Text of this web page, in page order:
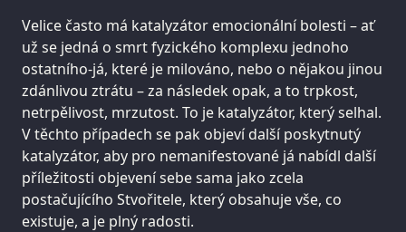
Velice často má katalyzátor emocionální bolesti – ať
už se jedná o smrt fyzického komplexu jednoho
ostatního-já, které je milováno, nebo o nějakou jinou
zdánlivou ztrátu – za následek opak, a to trpkost,
netrpělivost, mrzutost. To je katalyzátor, který selhal.
V těchto případech se pak objeví další poskytnutý
katalyzátor, aby pro nemanifestované já nabídl další
příležitosti objevení sebe sama jako zcela
postačujícího Stvořitele, který obsahuje vše, co
existuje, a je plný radosti.